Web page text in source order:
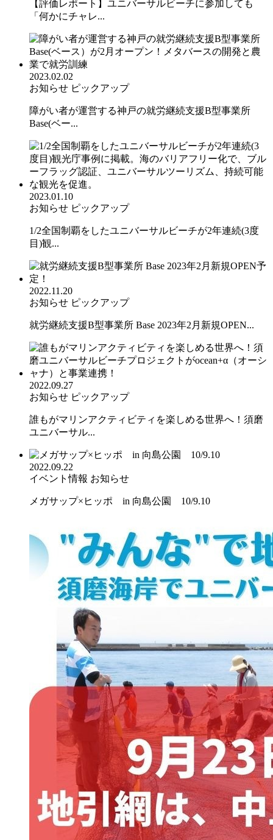
【評価レポート】ユニバーサルビーチに参加しても
「何かにチャレ...
2023.02.02
お知らせ ピックアップ
障がい者が運営する神戸の就労継続支援B型事業所
Base(ベー...
2023.01.10
お知らせ ピックアップ
1/2全国制覇をしたユニバーサルビーチが2年連続(3度
目)観...
2022.11.20
お知らせ ピックアップ
就労継続支援B型事業所 Base 2023年2月新規OPEN...
2022.09.27
お知らせ ピックアップ
誰もがマリンアクティビティを楽しめる世界へ！須磨
ユニバーサル...
2022.09.22
イベント情報 お知らせ
メガサップ×ヒッポ in 向島公園 10/9.10